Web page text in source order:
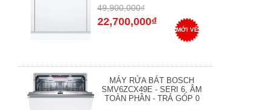
49,900,000₫
22,700,000₫
MỚI VỀ
MÁY RỬA BÁT BOSCH
SMV6ZCX49E - SERI 6, ÂM
TOÀN PHẦN - TRẢ GÓP 0